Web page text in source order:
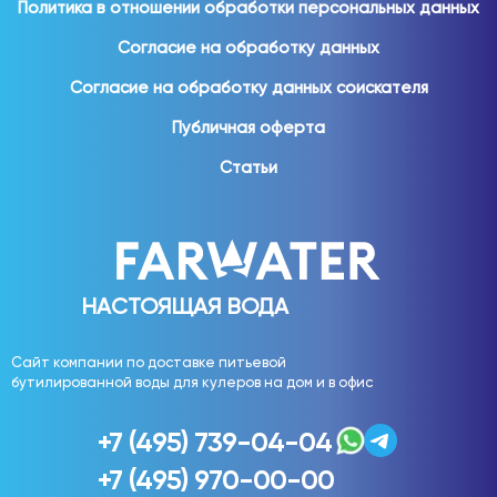
Для домашнего использования востребованы:
вода 19 литров;
вода 1,5 литра;
Различные форматы позволяют выбрать удобное
Обеспечение сотрудников качественной питьевой
водой является важной частью комфортного рабочего
пространства.
Вода используется:
НАСТОЯЩАЯ ВОДА
Сайт компании по доставке питьевой
бутилированной воды для кулеров на дом и в офис
Политика в отношении обработки персональных данных
Согласие на обработку данных
Согласие на обработку данных соискателя
Публичная оферта
Статьи
+7 (495) 739-04-04
+7 (495) 970-00-00